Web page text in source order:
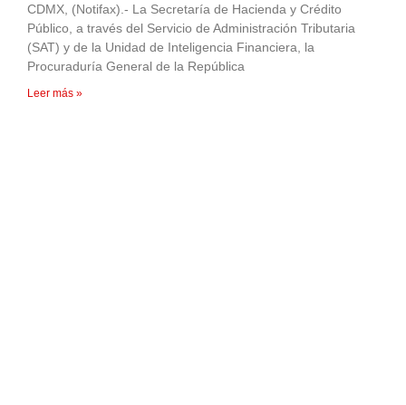
CDMX, (Notifax).- La Secretaría de Hacienda y Crédito
Público, a través del Servicio de Administración Tributaria
(SAT) y de la Unidad de Inteligencia Financiera, la
Procuraduría General de la República
Leer más »